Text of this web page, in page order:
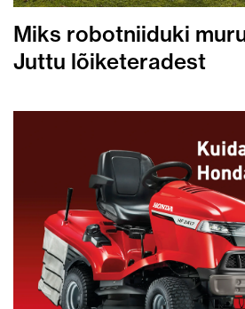
Miks robotniiduki
Juttu lõiketeradest